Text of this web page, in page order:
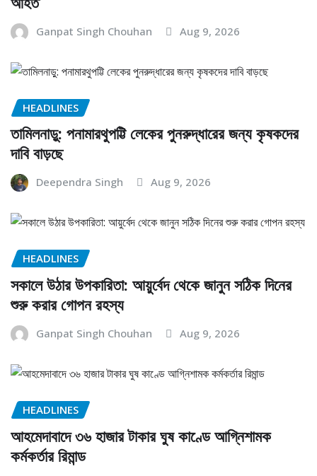
Ganpat Singh Chouhan Aug 9, 2026
HEADLINES
তামিলনাড়ু: পনামারথুপট্টি লেকের পুনরুদ্ধারের জন্য কৃষকদের
দাবি বাড়ছে
Deependra Singh Aug 9, 2026
HEADLINES
সকালে উঠার উপকারিতা: আয়ুর্বেদ থেকে জানুন সঠিক দিনের
শুরু করার গোপন রহস্য
Ganpat Singh Chouhan Aug 9, 2026
HEADLINES
আহমেদাবাদে ৩৬ হাজার টাকার ঘুষ কাণ্ডে আগ্নিশামক
কর্মকর্তার রিমান্ড